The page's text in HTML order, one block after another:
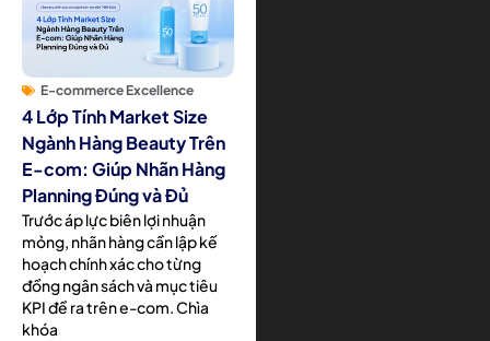
E-commerce Excellence
4 Lớp Tính Market Size
Ngành Hàng Beauty Trên
E-com: Giúp Nhãn Hàng
Planning Đúng và Đủ
Trước áp lực biên lợi nhuận
mỏng, nhãn hàng cần lập kế
hoạch chính xác cho từng
đồng ngân sách và mục tiêu
KPI đề ra trên e-com. Chìa
khóa